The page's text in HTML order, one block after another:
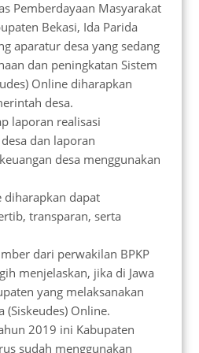
Pemberdayaan Masyarakat
Bekasi, Ida Parida
aparatur desa yang sedang
dan peningkatan Sistem
Online diharapkan
desa.
laporan realisasi
dan laporan
desa menggunakan
diharapkan dapat
transparan, serta
dari perwakilan BPKP
menjelaskan, jika di Jawa
yang melaksanakan
(Siskeudes) Online.
2019 ini Kabupaten
sudah menggunakan